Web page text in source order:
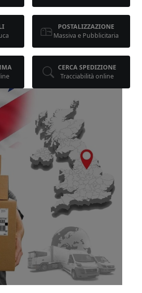
POSTALIZZAZIONE
Massiva e Pubblicitaria
CERCA SPEDIZIONE
Tracciabilità online